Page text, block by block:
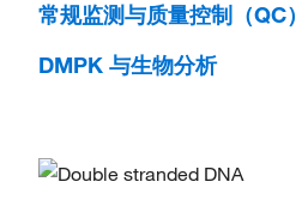
常规监测与质量控制（QC）
DMPK 与生物分析